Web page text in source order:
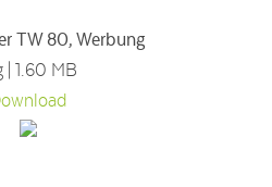
TW 80, Werbung
| 1.60 MB